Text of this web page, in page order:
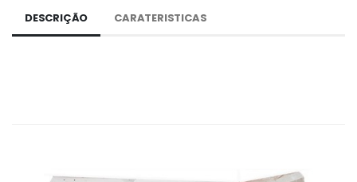
DESCRIÇÃO CARATERISTICAS